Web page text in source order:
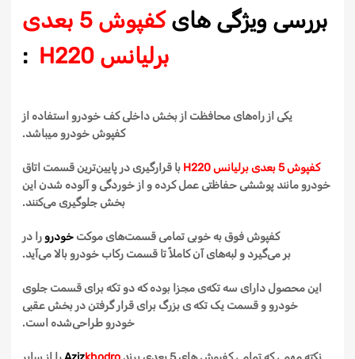
بررسی ویژگی های
کفپوش 5 بعدی
برلیانس H220
:
یکی از راه‌های محافظت از بخش داخلی کف خودرو استفاده از
کفپوشخودرو میباشد.
کفپوش 5 بعدی برلیانس H220
با قرارگیری در پایین‌ترین قسمت اتاق
خودرو مانند پوششی حفاظتی عمل کرده و از خوردگی و آلوده شدن این
بخش جلوگیریمی‌کنند.
کفپوشفوق به خوبی تمامیقسمت‌هایموکت خودرو را در
بر می‌گیرد و لبه‌هایآنکاملاًتا قسمت رکاب خودرو بالامی‌آید.
این محصول دارای سهتکه‌یمجزا بوده کهدو تکهبرای قسمت جلوی
خودرو و قسمت یک تکه ی بزرگ برایقرار گرفتندر بخش عقبی
خودرو طراحی‌شده است.